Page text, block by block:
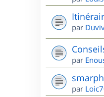
par
par
par